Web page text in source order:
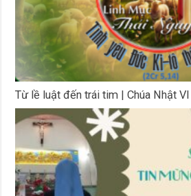
Từ lề luật đến trái tim | Chúa Nhật